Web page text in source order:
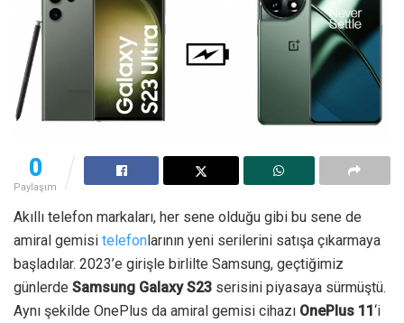
0
Paylaşım
Akıllı telefon markaları, her sene olduğu gibi bu sene de
amiral gemisi telefonlarının yeni serilerini satışa çıkarmaya
başladılar. 2023’e girişle birlilte Samsung, geçtiğimiz
günlerde Samsung Galaxy S23 serisini piyasaya sürmüştü.
Aynı şekilde OnePlus da amiral gemisi cihazı OnePlus 11‘i